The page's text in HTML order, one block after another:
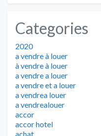
Categories
2020
a vendre à louer
à vendre à louer
a vendre a louer
a vendre et a louer
a vendrea louer
a vendrealouer
accor
accor hotel
achat